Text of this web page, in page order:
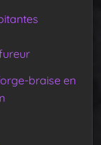
braise en